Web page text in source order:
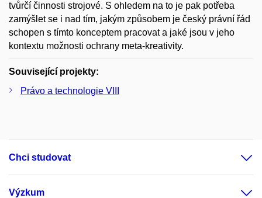
tvůrčí činnosti strojové. S ohledem na to je pak potřeba
zamýšlet se i nad tím, jakým způsobem je český právní řád
schopen s tímto konceptem pracovat a jaké jsou v jeho
kontextu možnosti ochrany meta-kreativity.
Související projekty:
Právo a technologie VIII
Chci studovat
Výzkum